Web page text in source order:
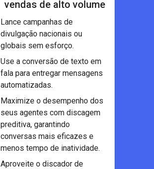
vendas de alto volume
Lance campanhas de
divulgação nacionais ou
globais sem esforço.
Use a conversão de texto em
fala para entregar mensagens
automatizadas.
Maximize o desempenho dos
seus agentes com discagem
preditiva, garantindo
conversas mais eficazes e
menos tempo de inatividade.
Aproveite o discador de